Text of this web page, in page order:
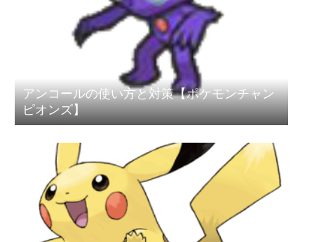
アンコールの使い方と対策【ポケモンチャン
ピオンズ】